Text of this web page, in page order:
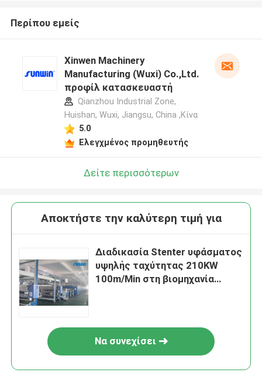
Περίπου εμείς
Xinwen Machinery
Manufacturing (Wuxi) Co.,Ltd.
προφίλ κατασκευαστή
Qianzhou Industrial Zone,
Huishan, Wuxi, Jiangsu, China ,Κίνα
5.0
Ελεγχμένος προμηθευτής
Δείτε περισσότερων
Αποκτήστε την καλύτερη τιμή για
Διαδικασία Stenter υφάσματος
υψηλής ταχύτητας 210KW
100m/Min στη βιομηχανία
Να συνεχίσει